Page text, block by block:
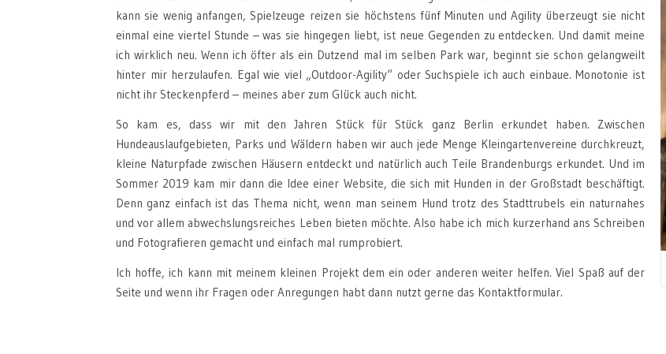
kann sie wenig anfangen, Spielzeuge reizen sie höchstens fünf Minuten und Agility überzeugt sie nicht
einmal eine viertel Stunde – was sie hingegen liebt, ist neue Gegenden zu entdecken. Und damit meine
ich wirklich neu. Wenn ich öfter als ein Dutzend mal im selben Park war, beginnt sie schon gelangweilt
hinter mir herzulaufen. Egal wie viel „Outdoor-Agility“ oder Suchspiele ich auch einbaue. Monotonie ist
nicht ihr Steckenpferd – meines aber zum Glück auch nicht.
So kam es, dass wir mit den Jahren Stück für Stück ganz Berlin erkundet haben. Zwischen
Hundeauslaufgebieten, Parks und Wäldern haben wir auch jede Menge Kleingartenvereine durchkreuzt,
kleine Naturpfade zwischen Häusern entdeckt und natürlich auch Teile Brandenburgs erkundet. Und im
Sommer 2019 kam mir dann die Idee einer Website, die sich mit Hunden in der Großstadt beschäftigt.
Denn ganz einfach ist das Thema nicht, wenn man seinem Hund trotz des Stadttrubels ein naturnahes
und vor allem abwechslungsreiches Leben bieten möchte. Also habe ich mich kurzerhand ans Schreiben
und Fotografieren gemacht und einfach mal rumprobiert.
Ich hoffe, ich kann mit meinem kleinen Projekt dem ein oder anderen weiter helfen. Viel Spaß auf der
Seite und wenn ihr Fragen oder Anregungen habt dann nutzt gerne das Kontaktformular.